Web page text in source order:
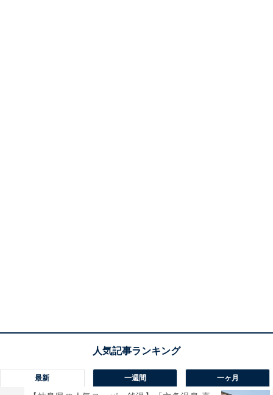
最新 一週間 一ヶ月